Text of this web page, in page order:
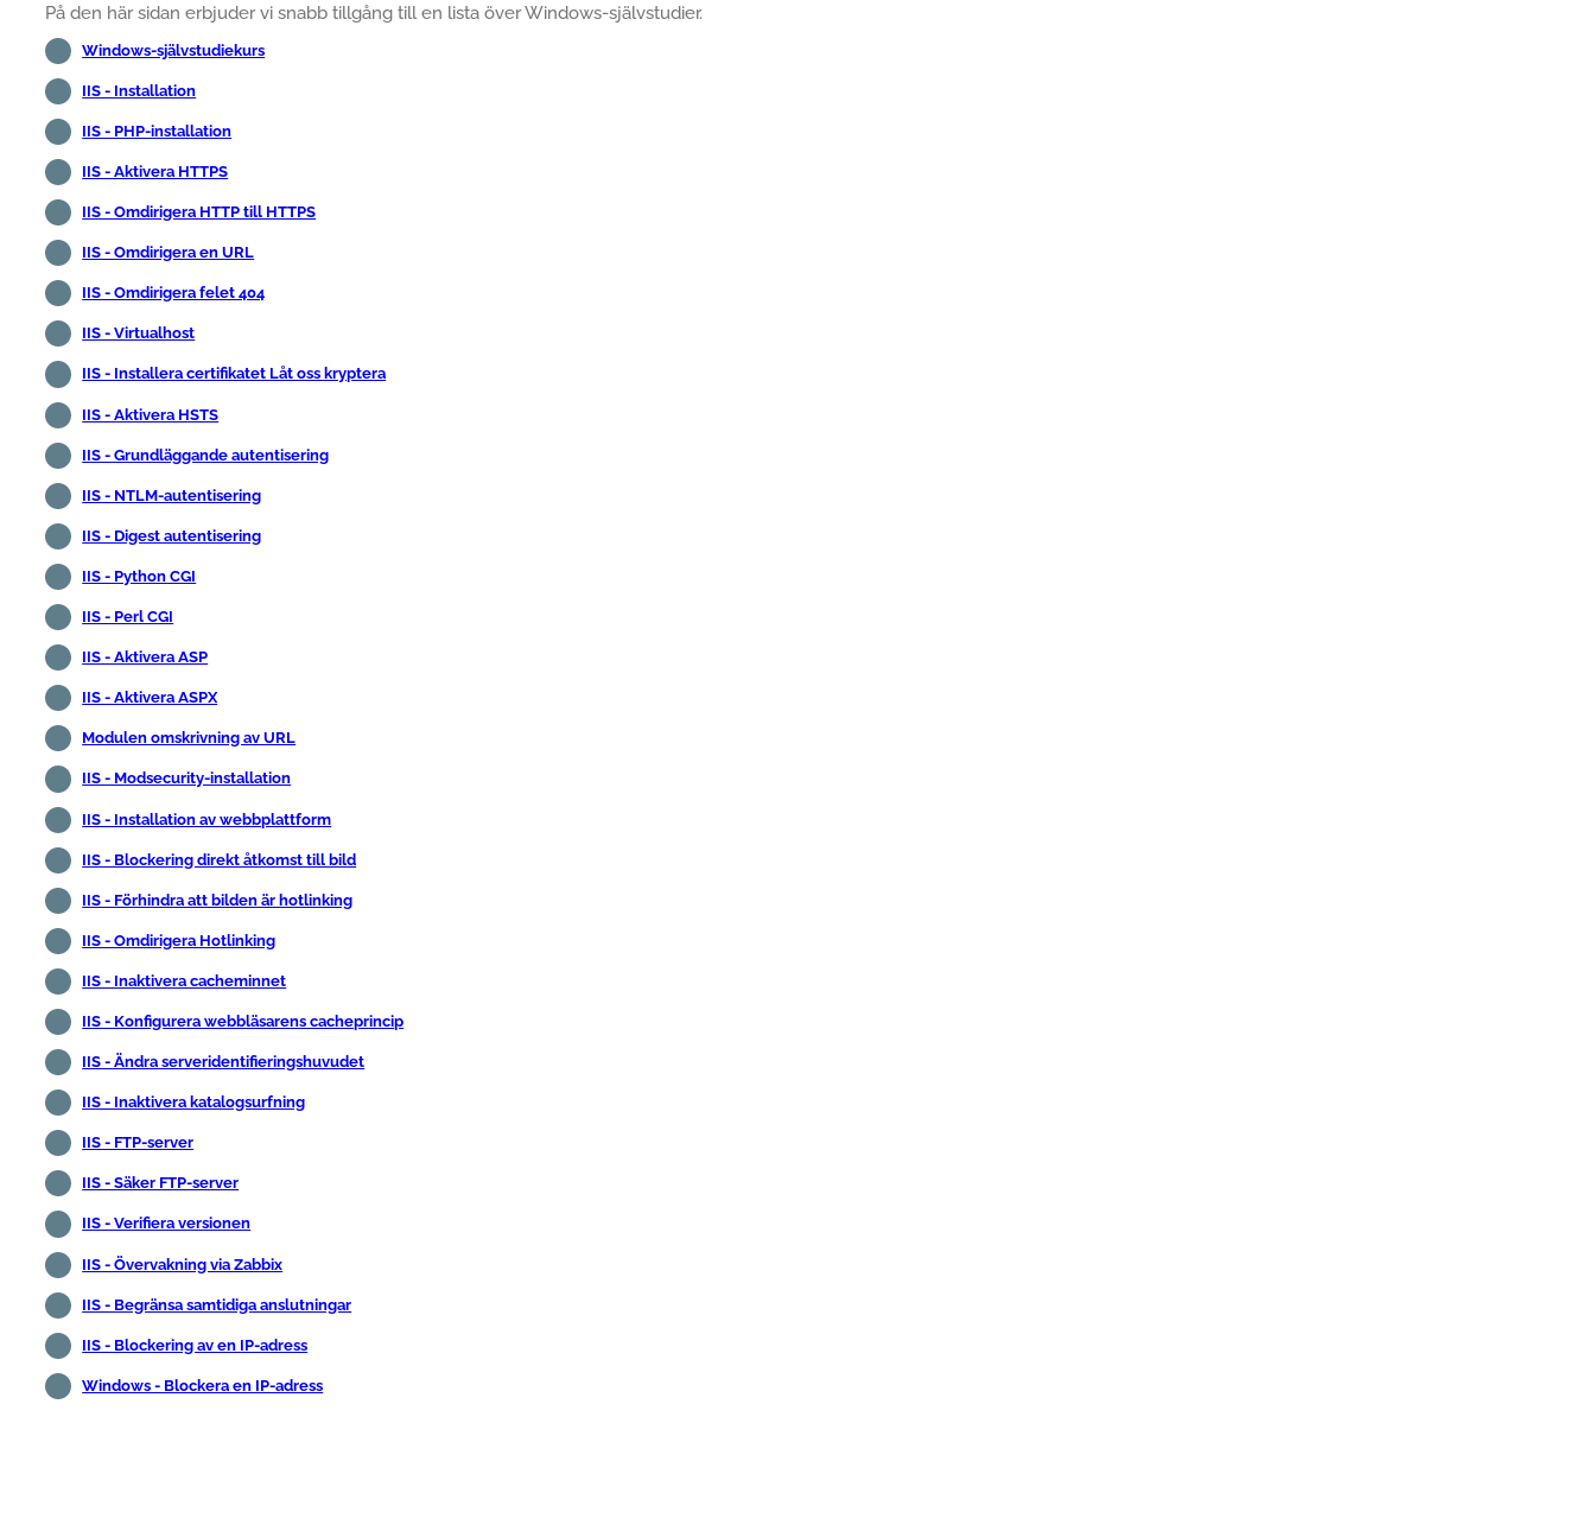
På den här sidan erbjuder vi snabb tillgång till en lista över Windows-självstudier.
Windows-självstudiekurs
IIS - Installation
IIS - PHP-installation
IIS - Aktivera HTTPS
IIS - Omdirigera HTTP till HTTPS
IIS - Omdirigera en URL
IIS - Omdirigera felet 404
IIS - Virtualhost
IIS - Installera certifikatet Låt oss kryptera
IIS - Aktivera HSTS
IIS - Grundläggande autentisering
IIS - NTLM-autentisering
IIS - Digest autentisering
IIS - Python CGI
IIS - Perl CGI
IIS - Aktivera ASP
IIS - Aktivera ASPX
Modulen omskrivning av URL
IIS - Modsecurity-installation
IIS - Installation av webbplattform
IIS - Blockering direkt åtkomst till bild
IIS - Förhindra att bilden är hotlinking
IIS - Omdirigera Hotlinking
IIS - Inaktivera cacheminnet
IIS - Konfigurera webbläsarens cacheprincip
IIS - Ändra serveridentifieringshuvudet
IIS - Inaktivera katalogsurfning
IIS - FTP-server
IIS - Säker FTP-server
IIS - Verifiera versionen
IIS - Övervakning via Zabbix
IIS - Begränsa samtidiga anslutningar
IIS - Blockering av en IP-adress
Windows - Blockera en IP-adress